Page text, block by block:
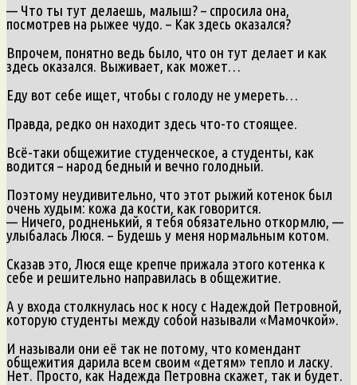
— Что ты тут делаешь, малыш? – спросила она,
посмотрев на рыжее чудо. – Как здесь оказался?
Впрочем, понятно ведь было, что он тут делает и как
здесь оказался. Выживает, как может…
Еду вот себе ищет, чтобы с голоду не умереть…
Правда, редко он находит здесь что-то стоящее.
Всё-таки общежитие студенческое, а студенты, как
водится – народ бедный и вечно голодный.
Поэтому неудивительно, что этот рыжий котенок был
очень худым: кожа да кости, как говорится.
— Ничего, родненький, я тебя обязательно откормлю, —
улыбалась Люся. – Будешь у меня нормальным котом.
Сказав это, Люся еще крепче прижала этого котенка к
себе и решительно направилась в общежитие.
А у входа столкнулась нос к носу с Надеждой Петровной,
которую студенты между собой называли «Мамочкой».
И называли они её так не потому, что комендант
общежития дарила всем своим «детям» тепло и ласку.
Нет. Просто, как Надежда Петровна скажет, так и будет.